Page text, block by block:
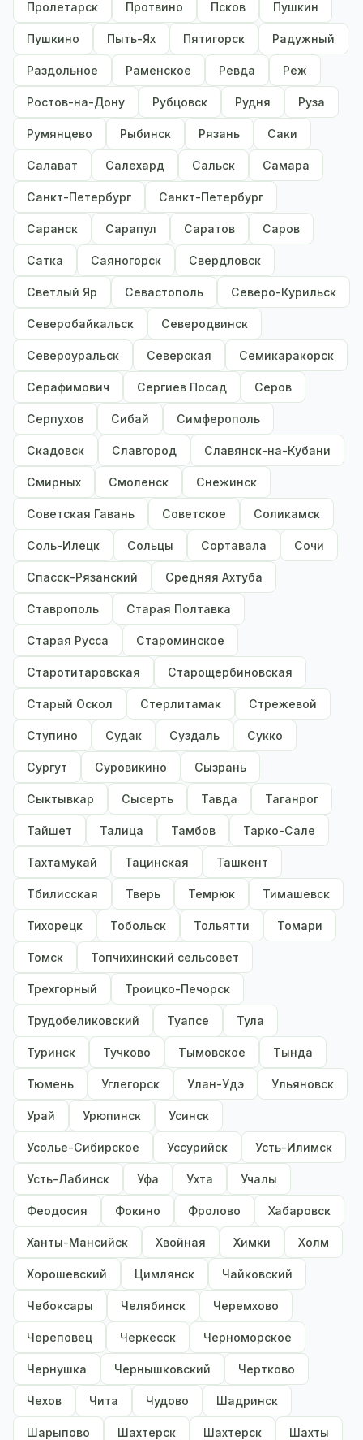
Пролетарск Протвино Псков Пушкин
Пушкино Пыть-Ях Пятигорск Радужный
Раздольное Раменское Ревда Реж
Ростов-на-Дону Рубцовск Рудня Руза
Румянцево Рыбинск Рязань Саки
Салават Салехард Сальск Самара
Санкт-Петербург Санкт-Петербург
Саранск Сарапул Саратов Саров
Сатка Саяногорск Свердловск
Светлый Яр Севастополь Северо-Курильск
Северобайкальск Северодвинск
Североуральск Северская Семикаракорск
Серафимович Сергиев Посад Серов
Серпухов Сибай Симферополь
Скадовск Славгород Славянск-на-Кубани
Смирных Смоленск Снежинск
Советская Гавань Советское Соликамск
Соль-Илецк Сольцы Сортавала Сочи
Спасск-Рязанский Средняя Ахтуба
Ставрополь Старая Полтавка
Старая Русса Староминское
Старотитаровская Старощербиновская
Старый Оскол Стерлитамак Стрежевой
Ступино Судак Суздаль Сукко
Сургут Суровикино Сызрань
Сыктывкар Сысерть Тавда Таганрог
Тайшет Талица Тамбов Тарко-Сале
Тахтамукай Тацинская Ташкент
Тбилисская Тверь Темрюк Тимашевск
Тихорецк Тобольск Тольятти Томари
Томск Топчихинский сельсовет
Трехгорный Троицко-Печорск
Трудобеликовский Туапсе Тула
Туринск Тучково Тымовское Тында
Тюмень Углегорск Улан-Удэ Ульяновск
Урай Урюпинск Усинск
Усолье-Сибирское Уссурийск Усть-Илимск
Усть-Лабинск Уфа Ухта Учалы
Феодосия Фокино Фролово Хабаровск
Ханты-Мансийск Хвойная Химки Холм
Хорошевский Цимлянск Чайковский
Чебоксары Челябинск Черемхово
Череповец Черкесск Черноморское
Чернушка Чернышковский Чертково
Чехов Чита Чудово Шадринск
Шарыпово Шахтерск Шахтерск Шахты